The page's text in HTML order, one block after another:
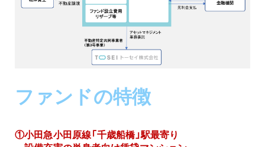
ファンドの特徴
①小田急小田原線「千歳船橋」駅最寄り